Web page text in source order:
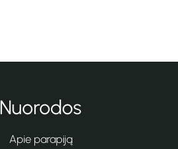
Nuorodos
Apie parapiją